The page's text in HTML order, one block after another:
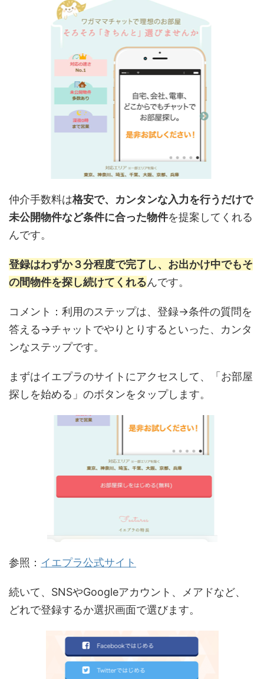
仲介手数料は格安で、カンタンな入力を行うだけで
未公開物件など条件に合った物件を提案してくれる
んです。
登録はわずか３分程度で完了し、お出かけ中でもそ
の間物件を探し続けてくれるんです。
コメント：利用のステップは、登録→条件の質問を
答える→チャットでやりとりするといった、カンタ
ンなステップです。
まずはイエプラのサイトにアクセスして、「お部屋
探しを始める」のボタンをタップします。
参照： イエプラ公式サイト
続いて、SNSやGoogleアカウント、メアドなど、
どれで登録するか選択画面で選びます。